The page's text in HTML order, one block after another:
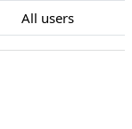
All users